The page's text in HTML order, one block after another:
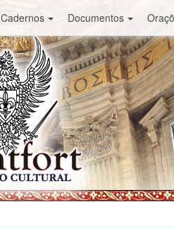
Cadernos Documentos